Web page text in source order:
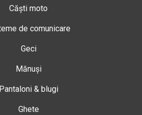
Căști moto
de comunicare
Geci
Mănuși
Pantaloni & blugi
Ghete